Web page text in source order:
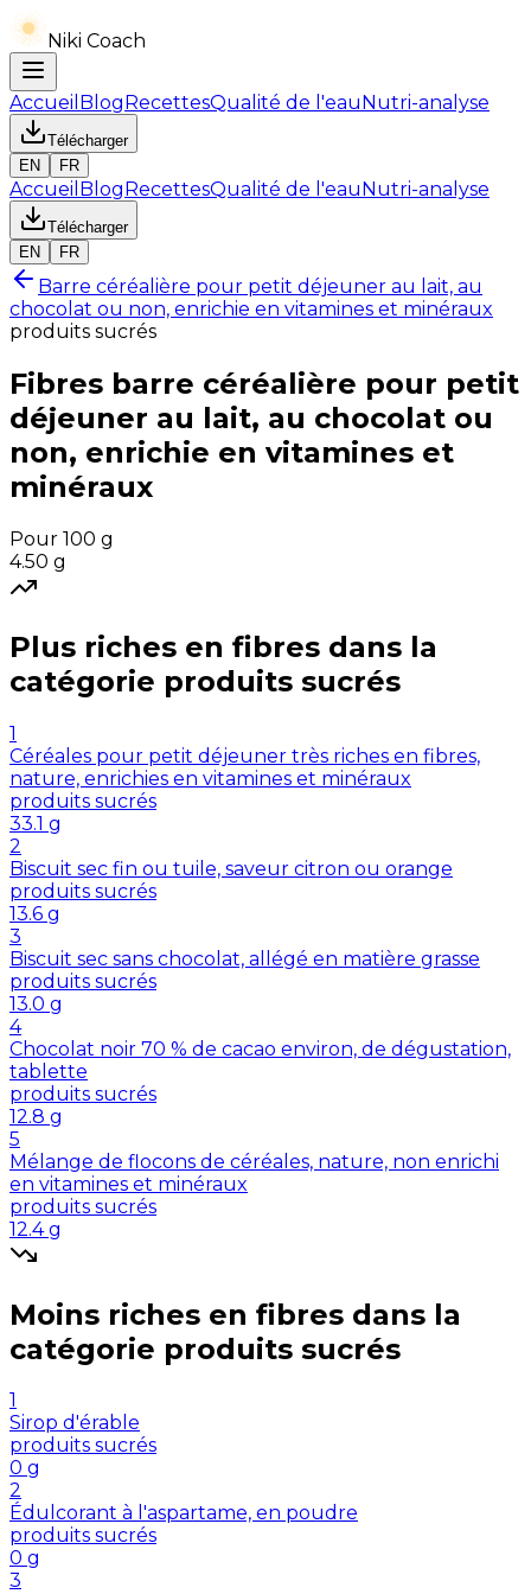
Niki Coach
Accueil BlogRecettesQualité de l'eauNutri-analyse
Télécharger
EN
FR
Accueil BlogRecettesQualité de l'eauNutri-analyse
Télécharger
EN
FR
Barre céréalière pour petit déjeuner au lait, au
chocolat ou non, enrichie en vitamines et minéraux
produits sucrés
Fibres barre céréalière pour petit
déjeuner au lait, au chocolat ou
non, enrichie en vitamines et
minéraux
Pour 100 g
4.50 g
Plus riches en fibres dans la
catégorie produits sucrés
1
Céréales pour petit déjeuner très riches en fibres,
nature, enrichies en vitamines et minéraux
produits sucrés
33.1 g
2
Biscuit sec fin ou tuile, saveur citron ou orange
produits sucrés
13.6 g
3
Biscuit sec sans chocolat, allégé en matière grasse
produits sucrés
13.0 g
4
Chocolat noir 70 % de cacao environ, de dégustation,
tablette
produits sucrés
12.8 g
5
Mélange de flocons de céréales, nature, non enrichi
en vitamines et minéraux
produits sucrés
12.4 g
Moins riches en fibres dans la
catégorie produits sucrés
1
Sirop d'érable
produits sucrés
0 g
2
Édulcorant à l'aspartame, en poudre
produits sucrés
0 g
3